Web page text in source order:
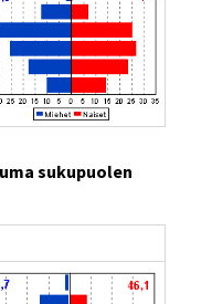
sukupuolen